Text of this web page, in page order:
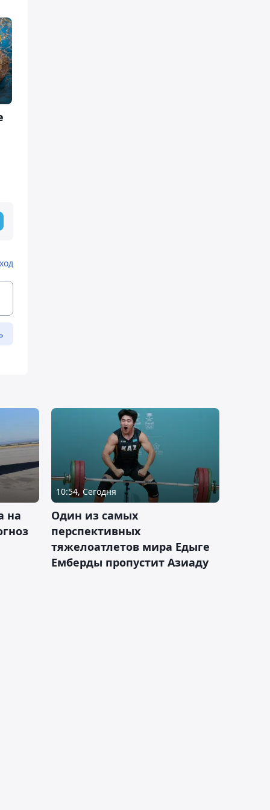
на
10:54, Сегодня
Один из самых
перспективных
тяжелоатлетов мира Едыге
Емберды пропустит Азиаду